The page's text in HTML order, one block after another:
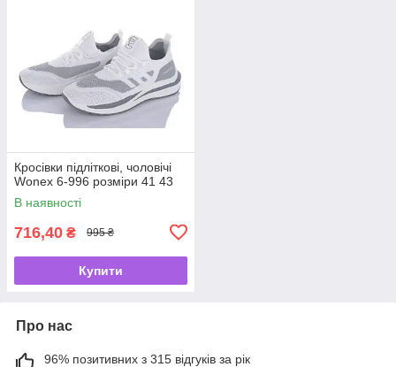
Кросівки підліткові, чоловічі
Wonex 6-996 розміри 41 43
В наявності
716,40 ₴ 995 ₴
Купити
Про нас
96% позитивних з 315 відгуків за рік